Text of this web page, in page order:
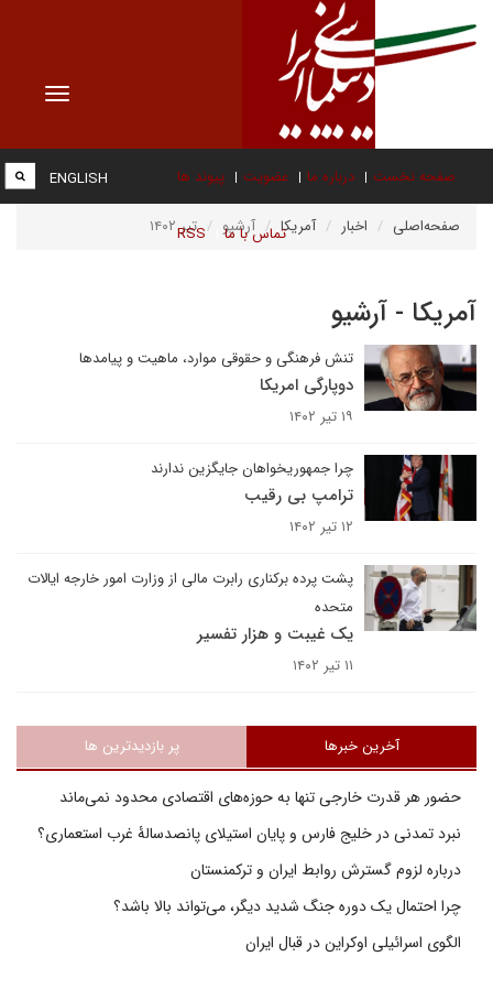
Toggle
صفحه نخست درباره ما عضویت پیوند ها
تماس با ما RSS
ENGLISH
صفحه‌اصلی اخبار آمریکا آرشیو تیر ۱۴۰۲
آمریکا - آرشیو
تنش فرهنگی و حقوقی موارد، ماهیت و پیامدها
دوپارگی امریکا
۱۹ تیر ۱۴۰۲
چرا جمهوریخواهان جایگزین ندارند
ترامپ بی رقیب
۱۲ تیر ۱۴۰۲
پشت پرده برکناری رابرت مالی از وزارت امور خارجه ایالات
متحده
یک غیبت و هزار تفسیر
۱۱ تیر ۱۴۰۲
آخرین خبرها پر بازدیدترین ها
حضور هر قدرت خارجی تنها به حوزه‌های اقتصادی محدود نمی‌ماند
نبرد تمدنی در خلیج فارس و پایان استیلای پانصدسالۀ غرب استعماری؟
درباره لزوم گسترش روابط ایران و ترکمنستان
چرا احتمال یک دوره جنگ شدید دیگر، می‌تواند بالا باشد؟
الگوی اسرائیلی اوکراین در قبال ایران